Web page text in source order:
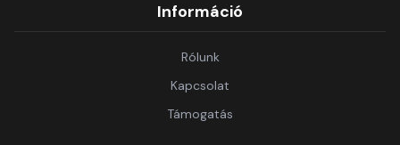
Információ
Rólunk
Kapcsolat
Támogatás